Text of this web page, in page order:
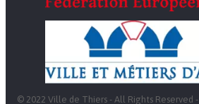
© 2022 Ville de Thiers - All Rights Reserved -